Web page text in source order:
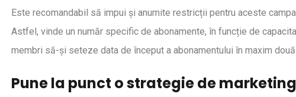
Este recomandabil să impui și anumite restricții pentru aceste
Astfel, vinde un număr specific de abonamente, în funcție de
membri să-și seteze data de început a abonamentului în maxim
Pune la punct o strategie de